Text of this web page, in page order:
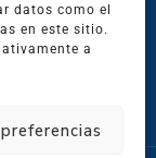
datos como el
en este sitio.
a